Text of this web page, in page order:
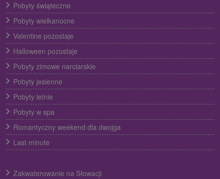
Pobyty świąteczne
Pobyty wielkanocne
Valentine pozostaje
Halloween pozostaje
Pobyty zimowe narciarskie
Pobyty jesienne
Pobyty letnie
Pobyty w spa
Romantyczny weekend dla dwojga
Last minute
Zakwaterowanie na Słowacji